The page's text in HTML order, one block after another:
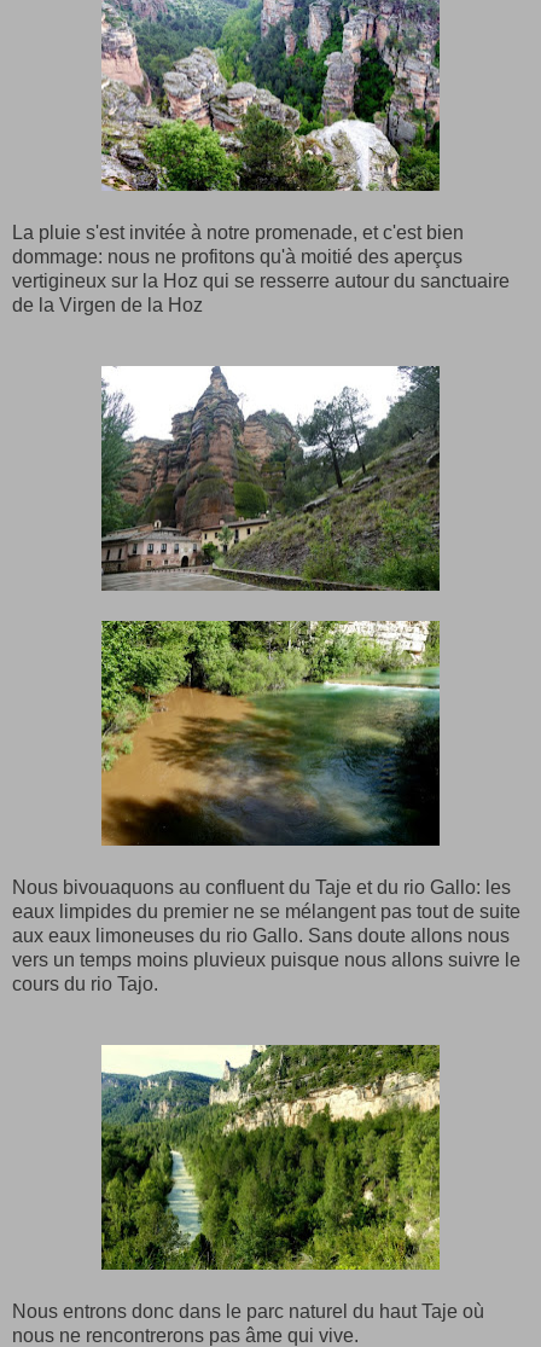
La pluie s'est invitée à notre promenade, et c'est bien
dommage: nous ne profitons qu'à moitié des aperçus
vertigineux sur la Hoz qui se resserre autour du sanctuaire
de la Virgen de la Hoz
Nous bivouaquons au confluent du Taje et du rio Gallo: les
eaux limpides du premier ne se mélangent pas tout de suite
aux eaux limoneuses du rio Gallo. Sans doute allons nous
vers un temps moins pluvieux puisque nous allons suivre le
cours du rio Tajo.
Nous entrons donc dans le parc naturel du haut Taje où
nous ne rencontrerons pas âme qui vive.